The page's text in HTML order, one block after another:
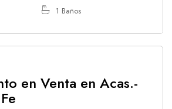
1 Baños
en Venta en Acas.-